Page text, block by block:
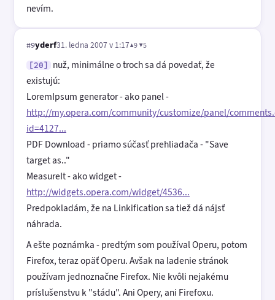
nevím.
#9yderf31. ledna 2007 v 1:17▲9 ▼5
[20]
nuž, minimálne o troch sa dá povedať, že
existujú:
LoremIpsum generator - ako panel -
http://my.opera.com/community/customize/panel/
id=4127...
PDF Download - priamo súčasť prehliadača - "Save
target as.."
MeasureIt - ako widget -
http://widgets.opera.com/widget/4536...
Predpokladám, že na Linkification sa tiež dá nájsť
náhrada.
A ešte poznámka - predtým som používal Operu, potom
Firefox, teraz opäť Operu. Avšak na ladenie stránok
používam jednoznačne Firefox. Nie kvôli nejakému
príslušenstvu k "stádu". Ani Opery, ani Firefoxu.